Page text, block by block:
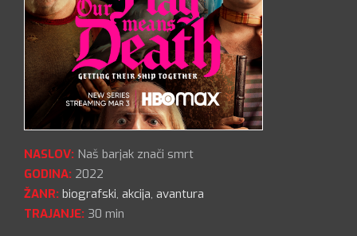
NASLOV: Naš barjak znači smrt
GODINA: 2022
ŽANR: biografski, akcija, avantura
TRAJANJE: 30 min